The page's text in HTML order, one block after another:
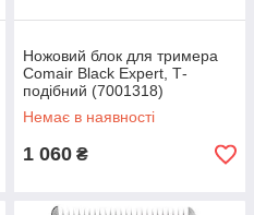
Ножовий блок для тримера
Comair Black Expert, Т-
подібний (7001318)
Немає в наявності
1 060 ₴